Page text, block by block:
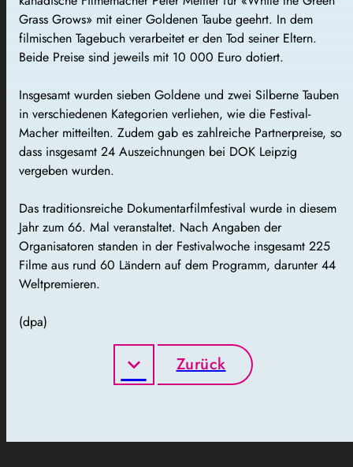
Grass Grows» mit einer Goldenen Taube geehrt. In dem
filmischen Tagebuch verarbeitet er den Tod seiner Eltern.
Beide Preise sind jeweils mit 10 000 Euro dotiert.
Insgesamt wurden sieben Goldene und zwei Silberne Tauben
in verschiedenen Kategorien verliehen, wie die Festival-
Macher mitteilten. Zudem gab es zahlreiche Partnerpreise, so
dass insgesamt 24 Auszeichnungen bei DOK Leipzig
vergeben wurden.
Das traditionsreiche Dokumentarfilmfestival wurde in diesem
Jahr zum 66. Mal veranstaltet. Nach Angaben der
Organisatoren standen in der Festivalwoche insgesamt 225
Filme aus rund 60 Ländern auf dem Programm, darunter 44
Weltpremieren.
(dpa)
Zurück